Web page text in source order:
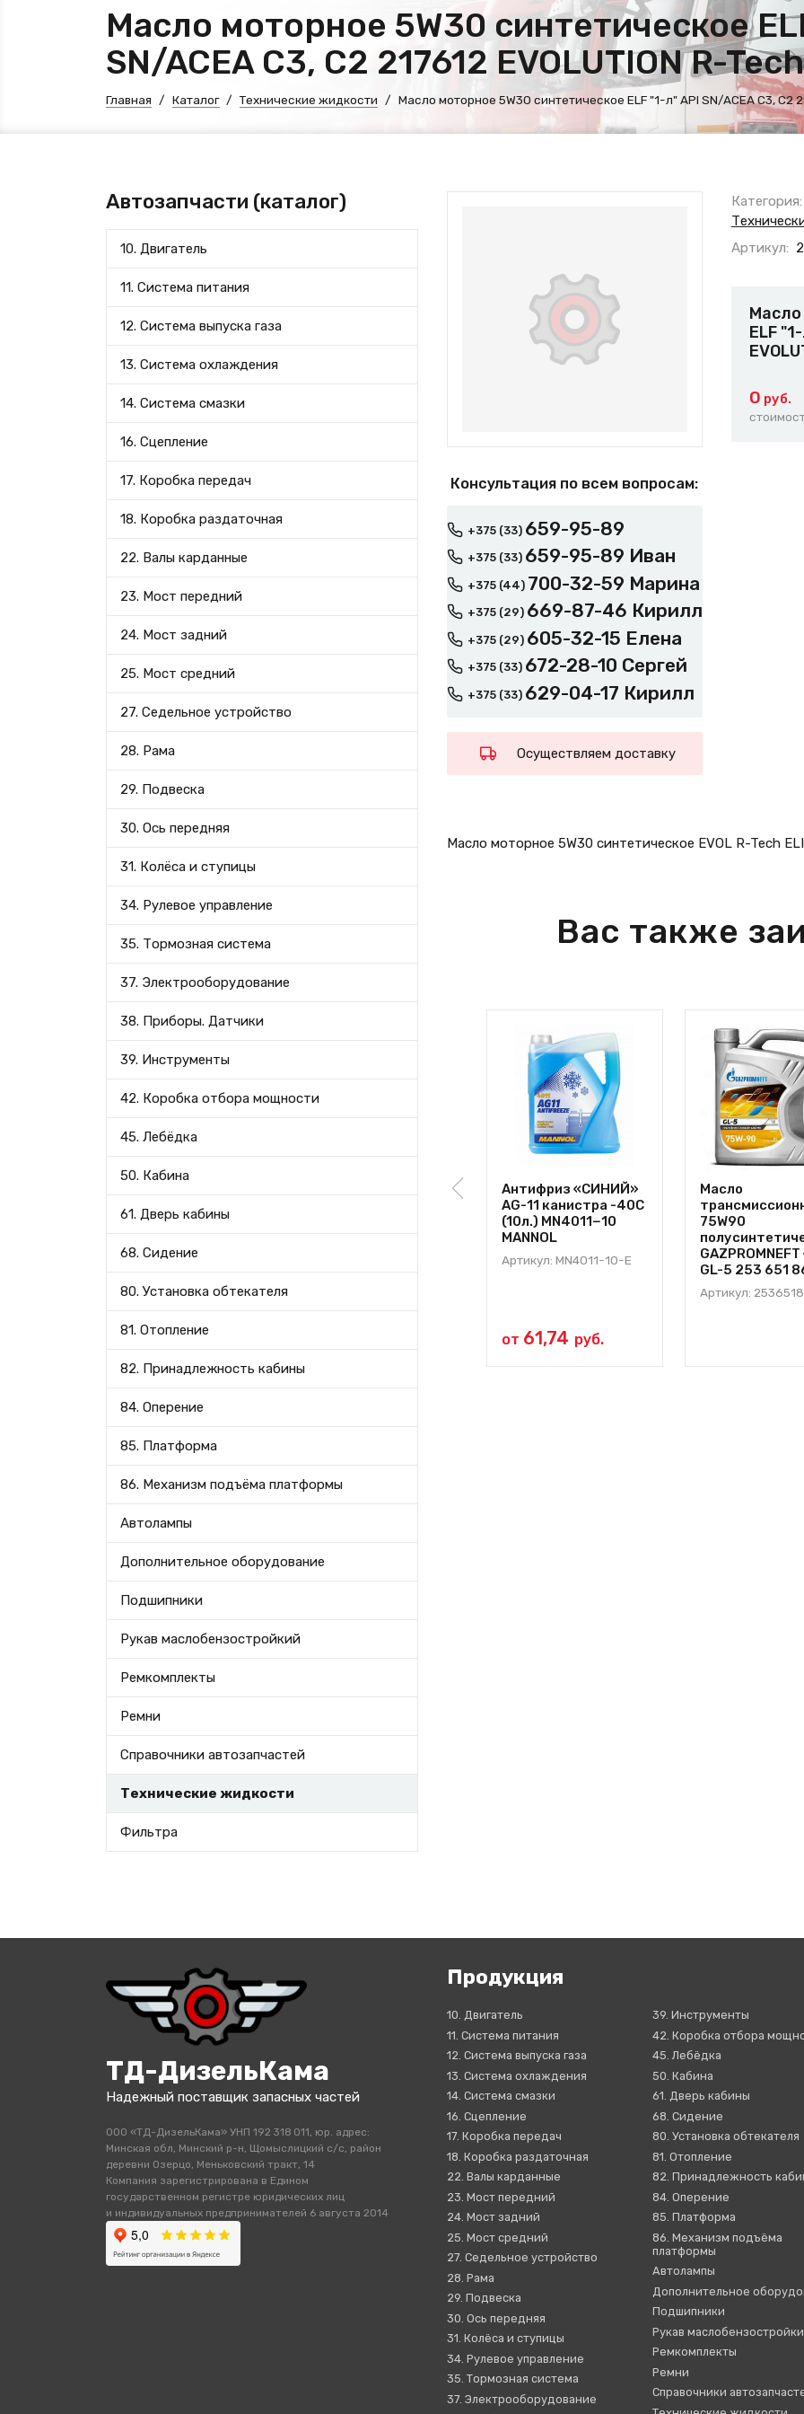
Масло моторное 5W30 синтетическое
SN/ACEA C3, C2 217612 EVOLUTION R-
Главная Каталог Технические жидкости Масло моторное 5W30 синтетическое ELF "1-л" API SN/ACEA C3, C2
Автозапчасти (каталог)
10. Двигатель
11. Система питания
12. Система выпуска газа
13. Система охлаждения
14. Система смазки
16. Сцепление
17. Коробка передач
18. Коробка раздаточная
22. Валы карданные
23. Мост передний
24. Мост задний
25. Мост средний
27. Седельное устройство
28. Рама
29. Подвеска
30. Ось передняя
31. Колёса и ступицы
34. Рулевое управление
35. Тормозная система
37. Электрооборудование
38. Приборы. Датчики
39. Инструменты
42. Коробка отбора мощности
45. Лебёдка
50. Кабина
61. Дверь кабины
68. Сидение
80. Установка обтекателя
81. Отопление
82. Принадлежность кабины
84. Оперение
85. Платформа
86. Механизм подъёма платформы
Автолампы
Дополнительное оборудование
Подшипники
Рукав маслобензостройкий
Ремкомплекты
Ремни
Справочники автозапчастей
Технические жидкости
Фильтра
Консультация по всем вопросам:
+375 (33) 659-95-89
+375 (33) 659-95-89 Иван
+375 (44) 700-32-59 Марина
+375 (29) 669-87-46 Кирилл
+375 (29) 605-32-15 Елена
+375 (33) 672-28-10 Сергей
+375 (33) 629-04-17 Кирилл
Осуществляем доставку
Категория:
Артикул:
Масло
ELF
0 руб.
Масло моторное 5W30 синтетическое EVOL R-Tech
Вас также
Антифриз «СИНИЙ»
AG-11 канистра -40C
(10л.) MN4011−10
MANNOL
Артикул: MN4011-10-Е
от 61,74 руб.
Масло
75W90
GL-5 253 651
Артикул:
ТД-ДизельКама
Надежный поставщик запасных частей
ООО «ТД-ДизельКама» УНП 192 318 011, юр. адрес:
Минская обл, Минский р-н, Щомыслицкий с/с, район
деревни Озерцо, Меньковский тракт, 14
Компания зарегистрирована в Едином
государственном регистре юридических лиц
и индивидуальных предпринимателей 6 августа 2014
Продукция
10. Двигатель
11. Система питания
12. Система выпуска газа
13. Система охлаждения
14. Система смазки
16. Сцепление
17. Коробка передач
18. Коробка раздаточная
22. Валы карданные
23. Мост передний
24. Мост задний
25. Мост средний
27. Седельное устройство
28. Рама
29. Подвеска
30. Ось передняя
31. Колёса и ступицы
34. Рулевое управление
35. Тормозная система
37. Электрооборудование
39. Инструменты
42. Коробка отбора
45. Лебёдка
50. Кабина
61. Дверь кабины
68. Сидение
80. Установка обтекателя
81. Отопление
82. Принадлежность
84. Оперение
85. Платформа
86. Механизм подъёма
платформы
Автолампы
Дополнительное
Подшипники
Рукав
Ремкомплекты
Ремни
Справочники